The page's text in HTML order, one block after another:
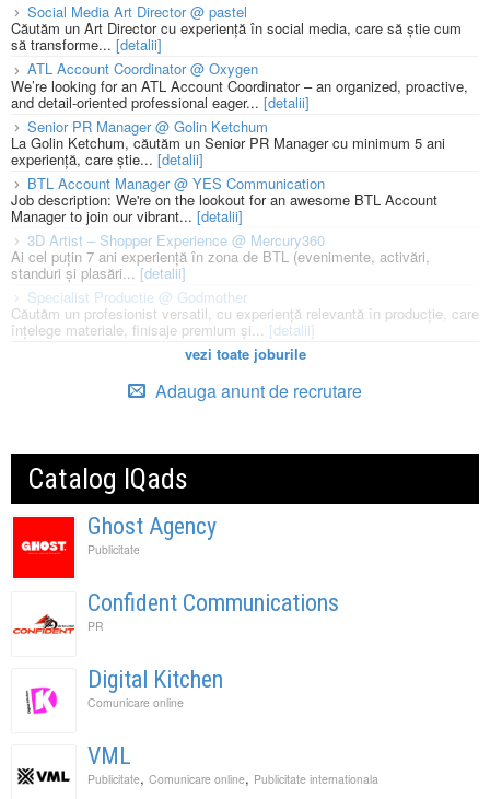
Social Media Art Director @ pastel
Căutăm un Art Director cu experiență în social media, care să știe cum
să transforme... [detalii]
ATL Account Coordinator @ Oxygen
We’re looking for an ATL Account Coordinator – an organized, proactive,
and detail-oriented professional eager... [detalii]
Senior PR Manager @ Golin Ketchum
La Golin Ketchum, căutăm un Senior PR Manager cu minimum 5 ani
experiență, care știe... [detalii]
BTL Account Manager @ YES Communication
Job description: We're on the lookout for an awesome BTL Account
Manager to join our vibrant... [detalii]
3D Artist – Shopper Experience @ Mercury360
Ai cel puțin 7 ani experiență în zona de BTL (evenimente, activări,
standuri și plasări...[detalii]
Specialist Productie @ Godmother
Căutăm un profesionist versatil, cu experiență relevantă în producție, care
înțelege materiale, finisaje premium și... [detalii]
vezi toate joburile
Adauga anunt de recrutare
Catalog IQads
Ghost Agency
Publicitate
Confident Communications
PR
Digital Kitchen
Comunicare online
VML
Publicitate, Comunicare online, Publicitate internationala